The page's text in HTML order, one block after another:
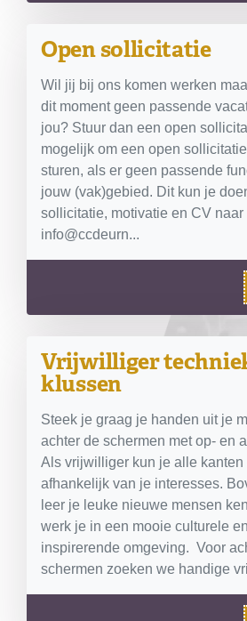
Open sollicitatie
Wil jij bij ons komen werken
dit moment geen passende
jou? Stuur dan een open
mogelijk om een open
sturen, als er geen passende
jouw (vak)gebied. Dit kun je
sollicitatie, motivatie en CV naar
info@ccdeurn...
Vrijwilliger
klussen
Steek je graag je handen uit je
achter de schermen met op- en
Als vrijwilliger kun je alle kanten
afhankelijk van je interesses.
leer je leuke nieuwe mensen
werk je in een mooie culturele en
inspirerende omgeving. Voor
schermen zoeken we handige